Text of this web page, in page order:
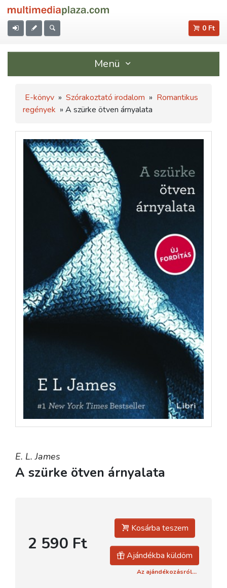
0 Ft
Menü
E-könyv » Szórakoztató irodalom » Romantikus
regények » A szürke ötven árnyalata
E. L. James
A szürke ötven árnyalata
2 590 Ft
Kosárba teszem
Ajándékba küldöm
Az ajándékozásról...